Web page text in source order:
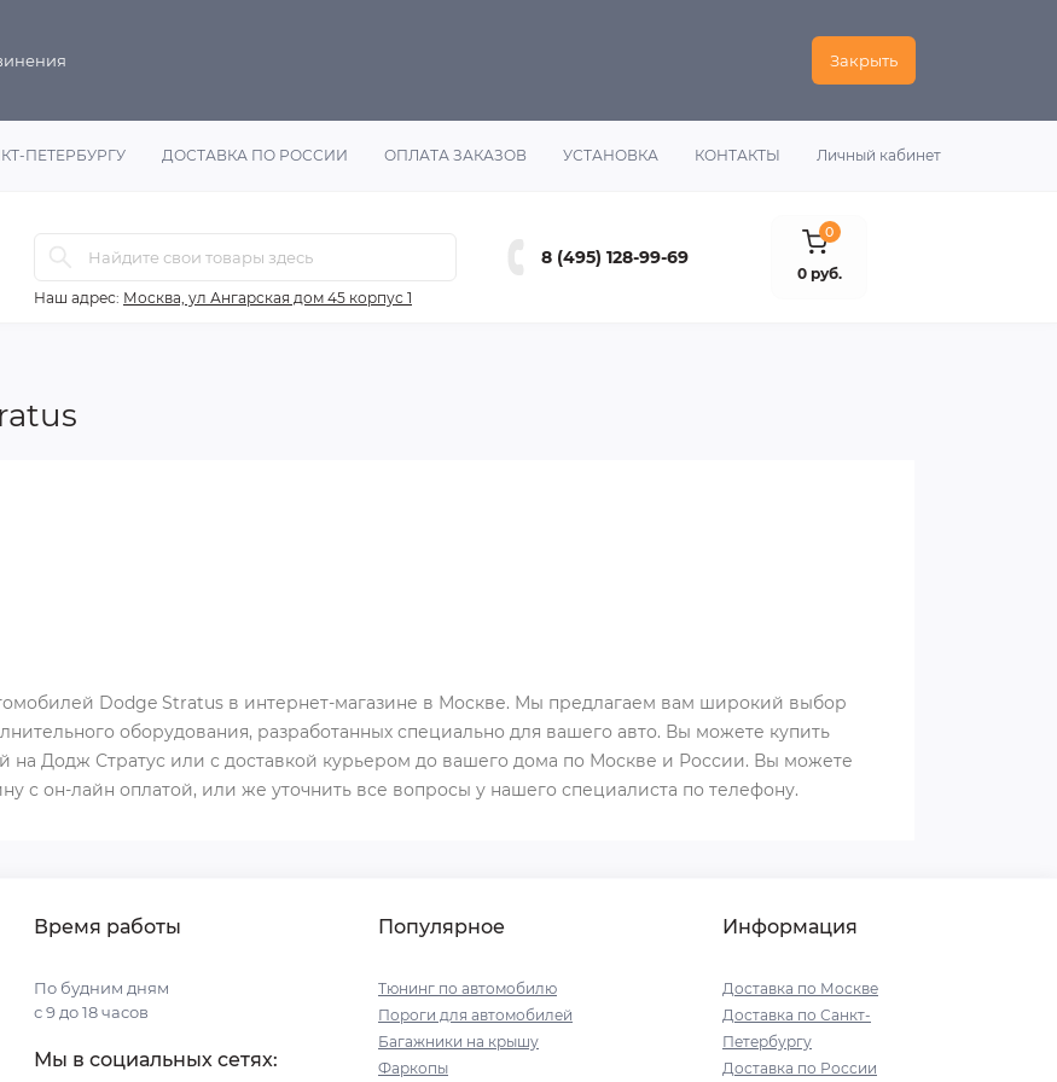
Закрыть
ПЕТЕРБУРГУ ДОСТАВКА ПО РОССИИ ОПЛАТА ЗАКАЗОВ УСТАНОВКА КОНТАКТЫ Личный кабинет
Наш адрес: Москва, ул Ангарская дом 45 корпус 1
8 (495) 128-99-69
0
0 руб.
Dodge Stratus в интернет-магазине в Москве. Мы предлагаем вам широкий выбор
оборудования, разработанных специально для вашего авто. Вы можете купить
на Додж Стратус или с доставкой курьером до вашего дома по Москве и России. Вы можете
с он-лайн оплатой, или же уточнить все вопросы у нашего специалиста по телефону.
Время работы
По будним дням
с 9 до 18 часов
Мы в социальных сетях:
Популярное
Тюнинг по автомобилю
Пороги для автомобилей
Багажники на крышу
Фаркопы
Информация
Доставка по Москве
Доставка по Санкт-
Петербургу
Доставка по России